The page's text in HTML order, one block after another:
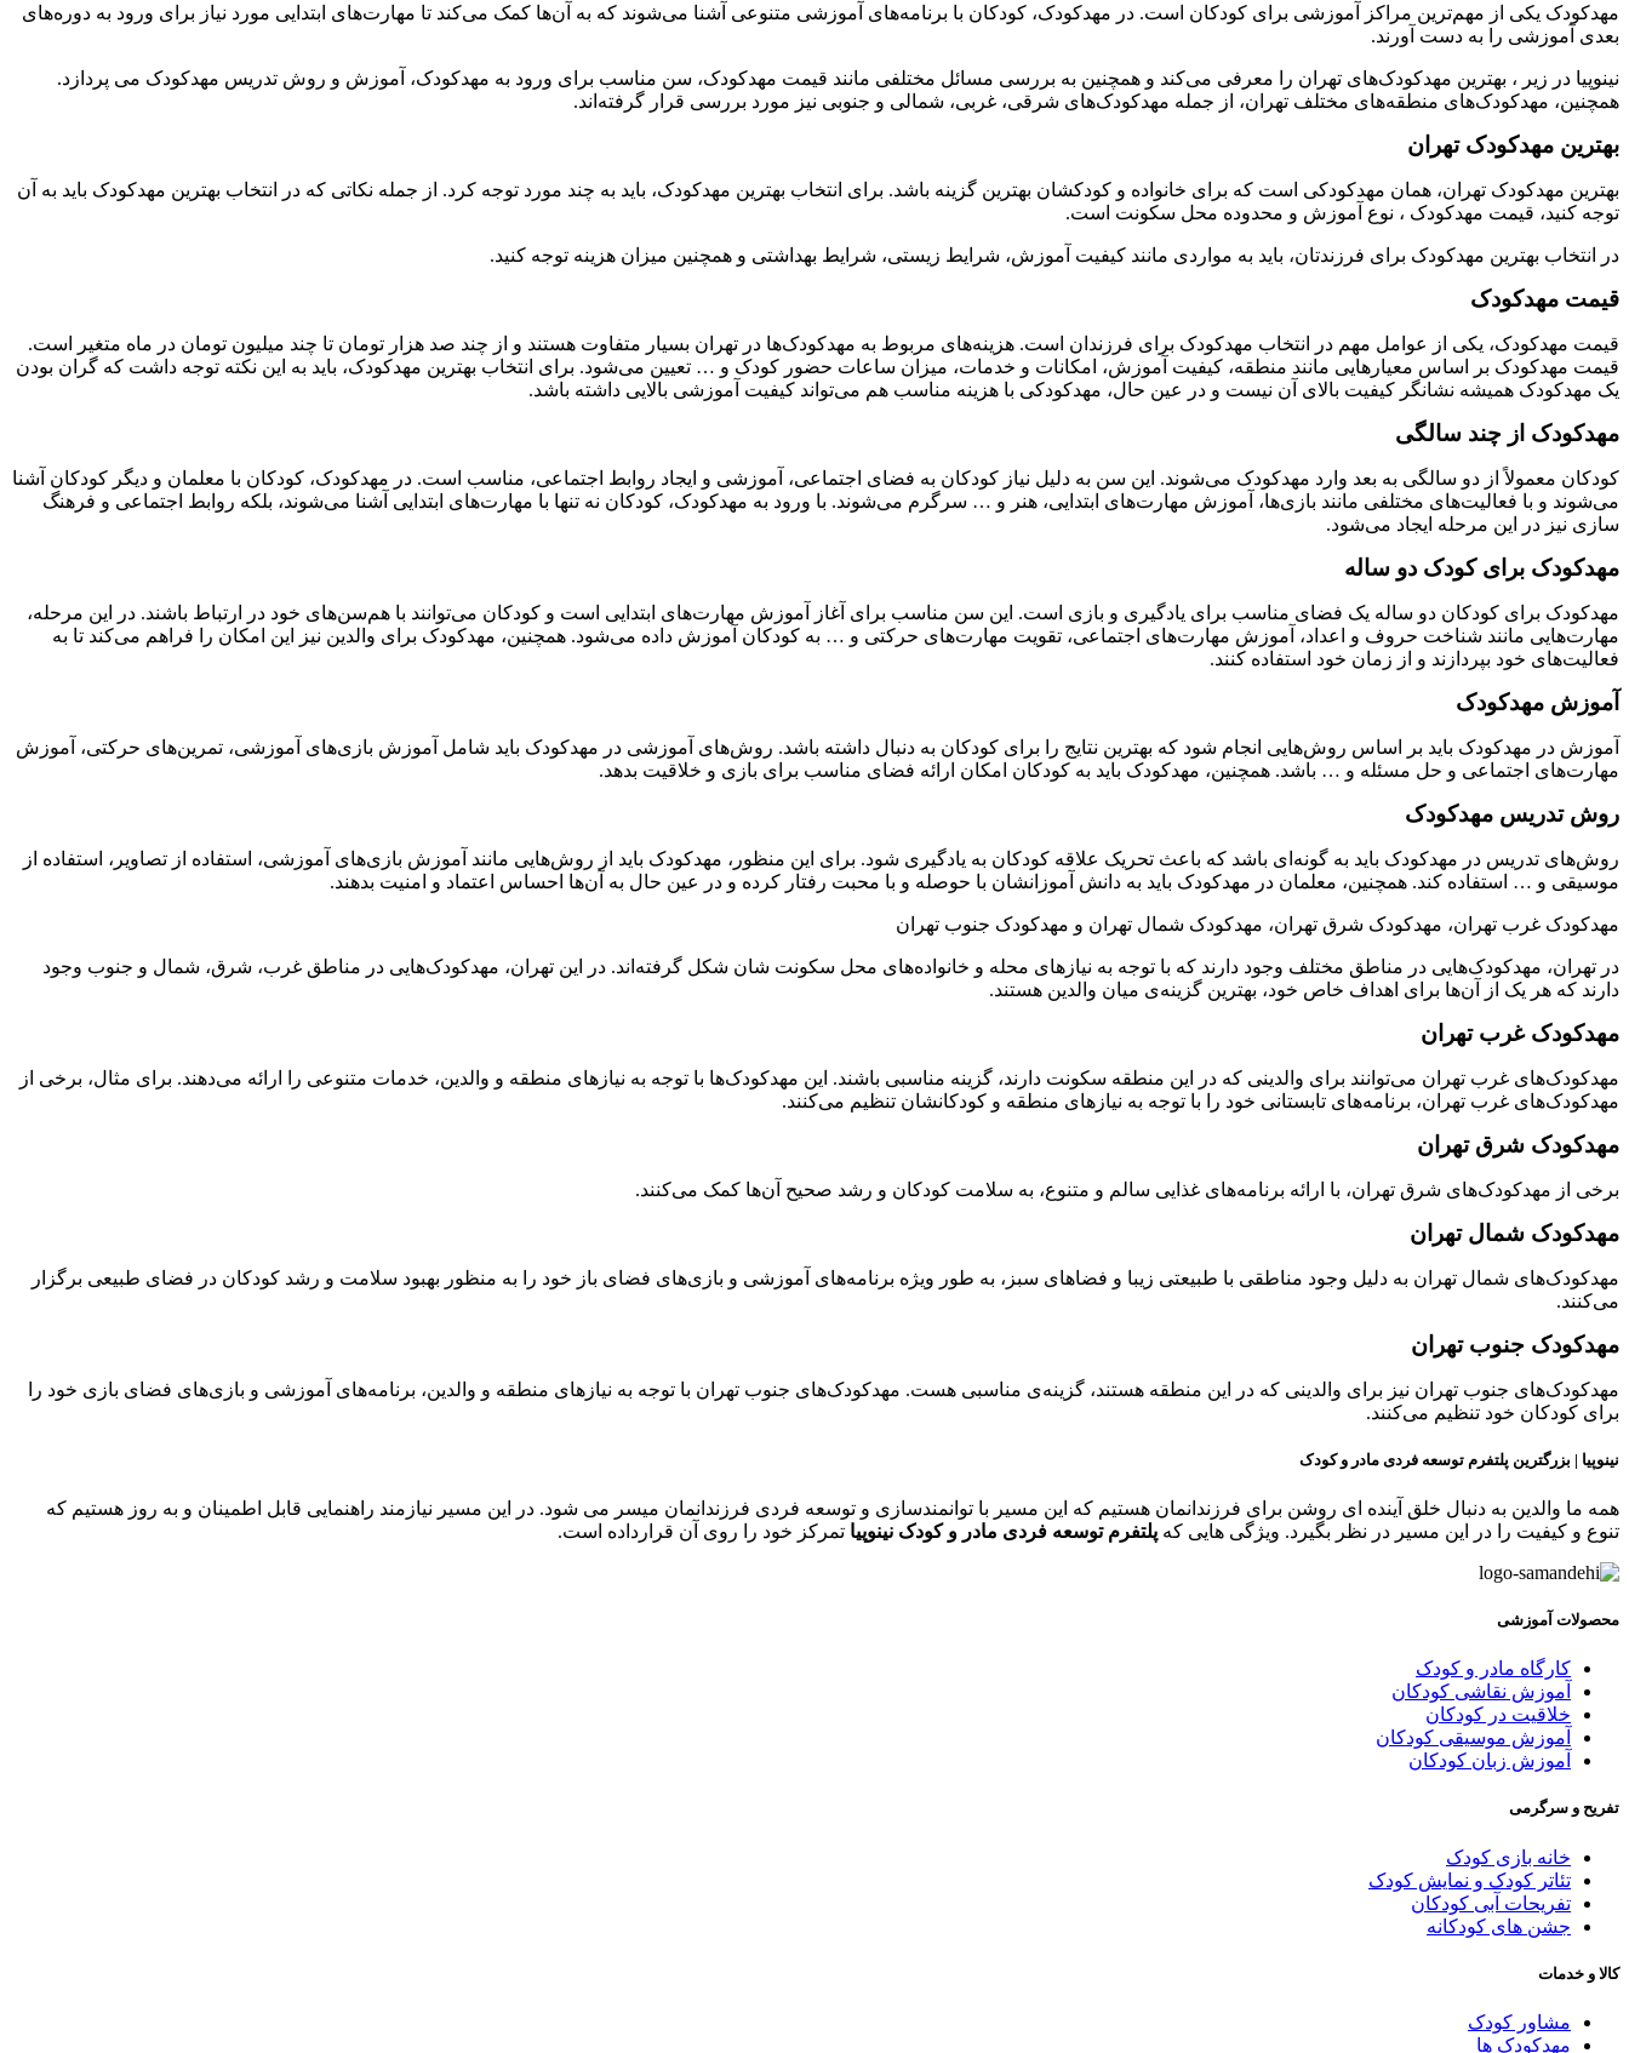
مهدکودک یکی از مهم‌ترین مراکز آموزشی برای کودکان است. در مهدکودک، کودکان با برنامه‌های آموزشی متنوعی آشنا می‌شوند که به آن‌ها کمک می‌کند تا مهارت‌های ابتدایی مورد نیاز برای ورود به دوره‌های
بعدی آموزشی را به دست آورند.
نینوپیا در زیر ، بهترین مهدکودک‌های تهران را معرفی می‌کند و همچنین به بررسی مسائل مختلفی مانند قیمت مهدکودک، سن مناسب برای ورود به مهدکودک، آموزش و روش تدریس مهدکودک می پردازد.
همچنین، مهدکودک‌های منطقه‌های مختلف تهران، از جمله مهدکودک‌های شرقی، غربی، شمالی و جنوبی نیز مورد بررسی قرار گرفته‌اند.
بهترین مهدکودک تهران
بهترین مهدکودک تهران، همان مهدکودکی است که برای خانواده و کودکشان بهترین گزینه باشد. برای انتخاب بهترین مهدکودک، باید به چند مورد توجه کرد. از جمله نکاتی که در انتخاب بهترین مهدکودک باید به آن
توجه کنید، قیمت مهدکودک ، نوع آموزش و محدوده محل سکونت است.
در انتخاب بهترین مهدکودک برای فرزندتان، باید به مواردی مانند کیفیت آموزش، شرایط زیستی، شرایط بهداشتی و همچنین میزان هزینه توجه کنید.
قیمت مهدکودک
قیمت مهدکودک، یکی از عوامل مهم در انتخاب مهدکودک برای فرزندان است. هزینه‌های مربوط به مهدکودک‌ها در تهران بسیار متفاوت هستند و از چند صد هزار تومان تا چند میلیون تومان در ماه متغیر است.
قیمت مهدکودک بر اساس معیارهایی مانند منطقه، کیفیت آموزش، امکانات و خدمات، میزان ساعات حضور کودک و … تعیین می‌شود. برای انتخاب بهترین مهدکودک، باید به این نکته توجه داشت که گران بودن
یک مهدکودک همیشه نشانگر کیفیت بالای آن نیست و در عین حال، مهدکودکی با هزینه مناسب هم می‌تواند کیفیت آموزشی بالایی داشته باشد.
مهدکودک از چند سالگی
کودکان معمولاً از دو سالگی به بعد وارد مهدکودک می‌شوند. این سن به دلیل نیاز کودکان به فضای اجتماعی، آموزشی و ایجاد روابط اجتماعی، مناسب است. در مهدکودک، کودکان با معلمان و دیگر کودکان آشنا
می‌شوند و با فعالیت‌های مختلفی مانند بازی‌ها، آموزش مهارت‌های ابتدایی، هنر و … سرگرم می‌شوند. با ورود به مهدکودک، کودکان نه تنها با مهارت‌های ابتدایی آشنا می‌شوند، بلکه روابط اجتماعی و فرهنگ
سازی نیز در این مرحله ایجاد می‌شود.
مهدکودک برای کودک دو ساله
مهدکودک برای کودکان دو ساله یک فضای مناسب برای یادگیری و بازی است. این سن مناسب برای آغاز آموزش مهارت‌های ابتدایی است و کودکان می‌توانند با هم‌سن‌های خود در ارتباط باشند. در این مرحله،
مهارت‌هایی مانند شناخت حروف و اعداد، آموزش مهارت‌های اجتماعی، تقویت مهارت‌های حرکتی و … به کودکان آموزش داده می‌شود. همچنین، مهدکودک برای والدین نیز این امکان را فراهم می‌کند تا به
فعالیت‌های خود بپردازند و از زمان خود استفاده کنند.
آموزش مهدکودک
آموزش در مهدکودک باید بر اساس روش‌هایی انجام شود که بهترین نتایج را برای کودکان به دنبال داشته باشد. روش‌های آموزشی در مهدکودک باید شامل آموزش بازی‌های آموزشی، تمرین‌های حرکتی، آموزش
مهارت‌های اجتماعی و حل مسئله و … باشد. همچنین، مهدکودک باید به کودکان امکان ارائه فضای مناسب برای بازی و خلاقیت بدهد.
روش تدریس مهدکودک
روش‌های تدریس در مهدکودک باید به گونه‌ای باشد که باعث تحریک علاقه کودکان به یادگیری شود. برای این منظور، مهدکودک باید از روش‌هایی مانند آموزش بازی‌های آموزشی، استفاده از تصاویر، استفاده از
موسیقی و … استفاده کند. همچنین، معلمان در مهدکودک باید به دانش آموزانشان با حوصله و با محبت رفتار کرده و در عین حال به آن‌ها احساس اعتماد و امنیت بدهند.
مهدکودک غرب تهران، مهدکودک شرق تهران، مهدکودک شمال تهران و مهدکودک جنوب تهران
در تهران، مهدکودک‌هایی در مناطق مختلف وجود دارند که با توجه به نیازهای محله و خانواده‌های محل سکونت شان شکل گرفته‌اند. در این تهران، مهدکودک‌هایی در مناطق غرب، شرق، شمال و جنوب وجود
دارند که هر یک از آن‌ها برای اهداف خاص خود، بهترین گزینه‌ی میان والدین هستند.
مهدکودک غرب تهران
مهدکودک‌های غرب تهران می‌توانند برای والدینی که در این منطقه سکونت دارند، گزینه مناسبی باشند. این مهدکودک‌ها با توجه به نیازهای منطقه و والدین، خدمات متنوعی را ارائه می‌دهند. برای مثال، برخی از
مهدکودک‌های غرب تهران، برنامه‌های تابستانی خود را با توجه به نیازهای منطقه و کودکانشان تنظیم می‌کنند.
مهدکودک شرق تهران
برخی از مهدکودک‌های شرق تهران، با ارائه برنامه‌های غذایی سالم و متنوع، به سلامت کودکان و رشد صحیح آن‌ها کمک می‌کنند.
مهدکودک شمال تهران
مهدکودک‌های شمال تهران به دلیل وجود مناطقی با طبیعتی زیبا و فضاهای سبز، به طور ویژه برنامه‌های آموزشی و بازی‌های فضای باز خود را به منظور بهبود سلامت و رشد کودکان در فضای طبیعی برگزار
می‌کنند.
مهدکودک جنوب تهران
مهدکودک‌های جنوب تهران نیز برای والدینی که در این منطقه هستند، گزینه‌ی مناسبی هست. مهدکودک‌های جنوب تهران با توجه به نیازهای منطقه و والدین، برنامه‌های آموزشی و بازی‌های فضای بازی خود را
برای کودکان خود تنظیم می‌کنند.
نینوپیا | بزرگترین پلتفرم توسعه فردی مادر و کودک
همه ما والدین به دنبال خلق آینده ای روشن برای فرزندانمان هستیم که این مسیر با توانمندسازی و توسعه فردی فرزندانمان میسر می شود. در این مسیر نیازمند راهنمایی قابل اطمینان و به روز هستیم که
تنوع و کیفیت را در این مسیر در نظر بگیرد. ویژگی هایی که پلتفرم توسعه فردی مادر و کودک نینوپیا تمرکز خود را روی آن قرارداده است.
محصولات آموزشی
کارگاه مادر و کودک
آموزش نقاشی کودکان
خلاقیت در کودکان
آموزش موسیقی کودکان
آموزش زبان کودکان
تفریح و سرگرمی
خانه بازی کودک
تئاتر کودک و نمایش کودک
تفریحات آبی کودکان
جشن های کودکانه
کالا و خدمات
مشاور کودک
مهدکودک ها